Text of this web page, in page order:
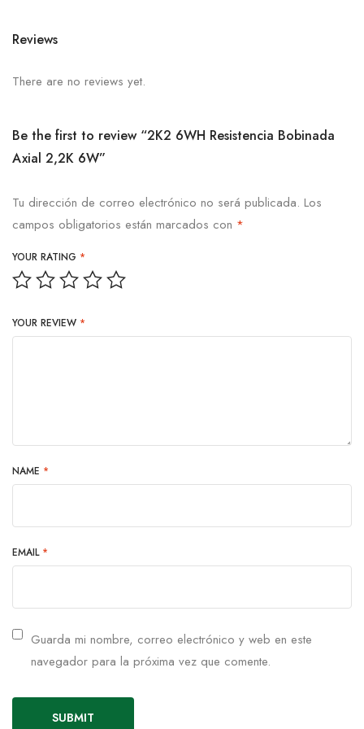
Reviews
There are no reviews yet.
Be the first to review “2K2 6WH Resistencia Bobinada
Axial 2,2K 6W”
Tu dirección de correo electrónico no será publicada. Los
campos obligatorios están marcados con *
YOUR RATING *
YOUR REVIEW *
NAME *
EMAIL *
Guarda mi nombre, correo electrónico y web en este
navegador para la próxima vez que comente.